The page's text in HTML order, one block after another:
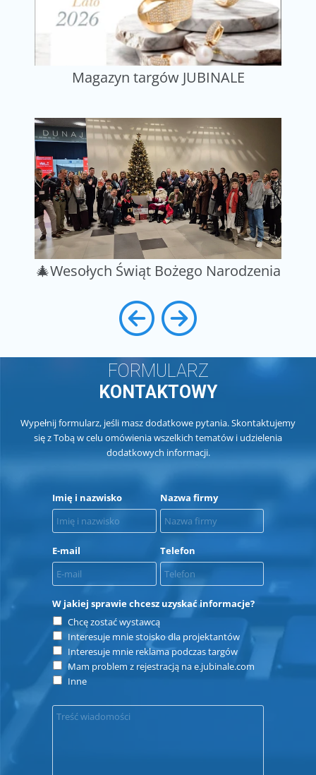
Magazyn targów JUBINALE
🎄Wesołych Świąt Bożego Narodzenia
FORMULARZ
KONTAKTOWY
Wypełnij formularz, jeśli masz dodatkowe pytania. Skontaktujemy
się z Tobą w celu omówienia wszelkich tematów i udzielenia
dodatkowych informacji.
Imię i nazwisko Nazwa firmy
E-mail Telefon
W jakiej sprawie chcesz uzyskać informacje?
Chcę zostać wystawcą
Interesuje mnie stoisko dla projektantów
Interesuje mnie reklama podczas targów
Mam problem z rejestracją na e.jubinale.com
Inne